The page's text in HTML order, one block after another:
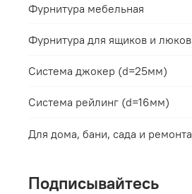
Фурнитура мебельная
Фурнитура для ящиков и люков
Система джокер (d=25мм)
Система рейлинг (d=16мм)
Для дома, бани, сада и ремонта
Подписывайтесь